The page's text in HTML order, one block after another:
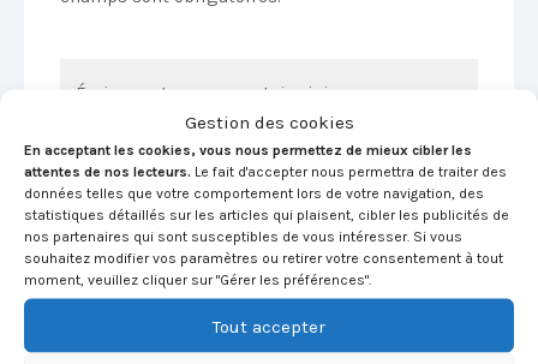
Gestion des cookies
En acceptant les cookies, vous nous permettez de mieux cibler les
attentes de nos lecteurs. Le fait d'accepter nous permettra de traiter des
données telles que votre comportement lors de votre navigation, des
statistiques détaillés sur les articles qui plaisent, cibler les publicités de
nos partenaires qui sont susceptibles de vous intéresser. Si vous
souhaitez modifier vos paramètres ou retirer votre consentement à tout
moment, veuillez cliquer sur "Gérer les préférences".
Tout accepter